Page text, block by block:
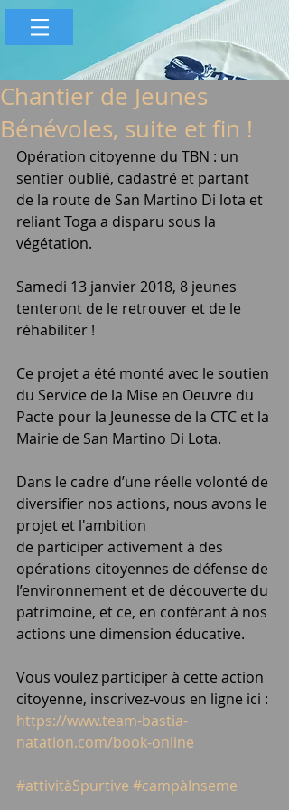
Chantier de Jeunes
Bénévoles, suite et fin !
Opération citoyenne du TBN : un
sentier oublié, cadastré et partant
de la route de San Martino Di lota et
reliant Toga a disparu sous la
végétation.
Samedi 13 janvier 2018, 8 jeunes
tenteront de le retrouver et de le
réhabiliter !
Ce projet a été monté avec le soutien
du Service de la Mise en Oeuvre du
Pacte pour la Jeunesse de la CTC et la
Mairie de San Martino Di Lota.
Dans le cadre d’une réelle volonté de
diversifier nos actions, nous avons le
projet et l'ambition
de participer activement à des
opérations citoyennes de défense de
l’environnement et de découverte du
patrimoine, et ce, en conférant à nos
actions une dimension éducative.
Vous voulez participer à cette action
citoyenne, inscrivez-vous en ligne ici :
https://www.team-bastia-
natation.com/book-online
#attivitàSpurtive #campàInseme